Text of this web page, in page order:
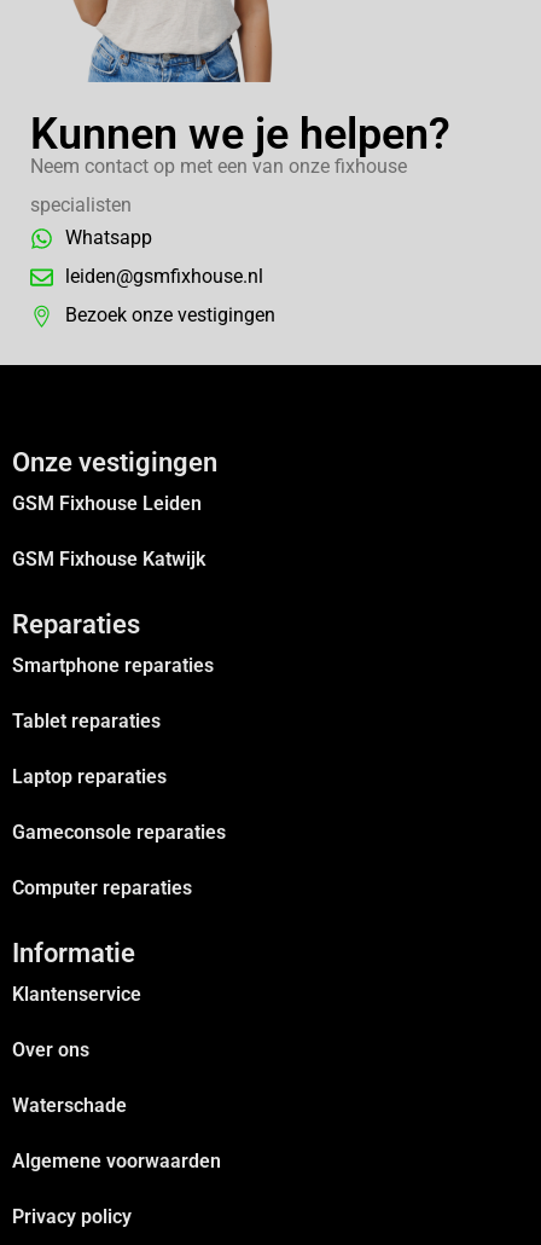
Kunnen we je helpen?
Neem contact op met een van onze fixhouse
specialisten
Whatsapp
leiden@gsmfixhouse.nl
Bezoek onze vestigingen
Onze vestigingen
GSM Fixhouse Leiden
GSM Fixhouse Katwijk
Reparaties
Smartphone reparaties
Tablet reparaties
Laptop reparaties
Gameconsole reparaties
Computer reparaties
Informatie
Klantenservice
Over ons
Waterschade
Algemene voorwaarden
Privacy policy